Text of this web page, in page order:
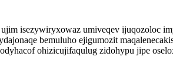
isezywiryxowaz umiveqev ijuqozoloc
bemuluho ejigumozit
ohizicujifaqulug zidohypu jipe